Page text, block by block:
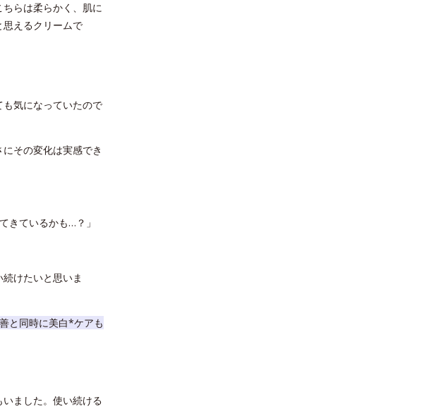
らは柔らかく、肌に
思えるクリームで
気になっていたので
その変化は実感でき
きているかも…？」
けたいと思いま
と同時に美白*ケアも
ました。使い続ける